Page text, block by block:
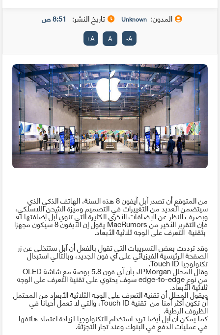
المدون: Unknown تاريخ النشر: 8:51 ص
A
-
A
A
+
من المتوقع أن تصدر آبل آيفون 8 هذه السنة، الهاتف الذكي الذي
سيتضمن العديد من التغييرات في التصميم وميزة الشحن اللاسلكي،
وبصرف النظر عن الإضافات الأخرى الكثيرة التي تنوي آبل إضافتها له
فإن التقرير الأخير منMacRumors يقول إن الآيفون 8 سيكون مجهزا
بتقنية التعرف على الوجه ثلاثية الأبعاد.
وقد ترددت بعض التسريبات التي تقول بالفعل أن آبل ستتخلى عن زر
الصفحة الرئيسية الفيزيائي على اي فون الجديد، وبالتالي استبدال
تكنولوجياTouch ID
. وقال المحللJPMorganبأن آي فون 5.8 بوصة مع شاشة OLED من نوعedge-to-edgeسوف يحتوي على تقنية التعرف على الوجه ثلاثية الأبعاد.
ويقول المحلل أن تقنية التعرف على الوجه الثلاثية الأبعاد من المحتمل
أن تكون أكثر أمنا من تقنيةTouch ID، والتي لا تعمل أحيانا في الظروف الرطبة.
كما يمكن أن أبل أيضا تريد استخدام التكنولوجيا لزيادة اعتماد هاتفها
في عمليات الدفع في البنوك وعند تجار التجزئة.